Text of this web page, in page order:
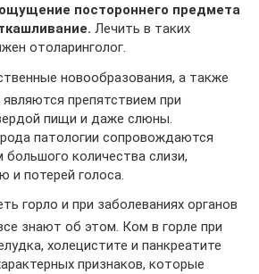
постороннего предмета
Лечить в таких
отоларинголог.
новообразования, а также
являются препятствием при
пищи и даже слюны.
патологии сопровождаются
количества слизи,
и потерей голоса.
горло и при заболеваниях органов
знают об этом. Ком в горле при
холецистите и панкреатите
признаков, которые